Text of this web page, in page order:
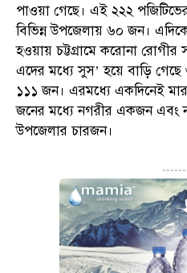
পাওয়া গেছে। এই ২২২
বিভিন্ন উপজেলায় ৬০ জন।
হওয়ায় চট্টগ্রামে করোনা
এদের মধ্যে সুস’ হয়ে বাড়ি
১১১ জন। এরমধ্যে একদিনেই
জনের মধ্যে নগরীর একজন এবং
উপজেলার চারজন।